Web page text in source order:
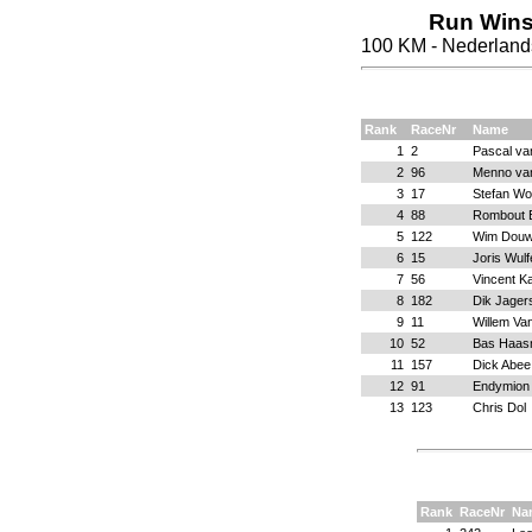
Run
100 KM -
Rank RaceNr
Name
1
2
Pascal
2 96
Menno
3 17
Stefan
4 88
Rombout
5 122
Wim
6 15
Joris
7 56
Vincent
8 182
Dik
9 11
Willem
10 52
Bas
11
157
Dick Abee
12 91
13 123 Chris Dol
Rank RaceNr